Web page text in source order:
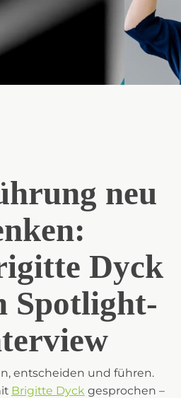
neu
Dyck
Spotlight-
entscheiden und führen.
Brigitte Dyck gesprochen –